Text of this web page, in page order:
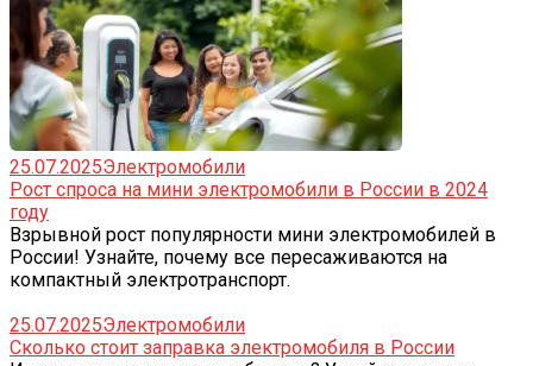
25.07.2025Электромобили
Рост спроса на мини электромобили в России в 2024
году
Взрывной рост популярности мини электромобилей в
России! Узнайте, почему все пересаживаются на
компактный электротранспорт.
25.07.2025Электромобили
Сколько стоит заправка электромобиля в России